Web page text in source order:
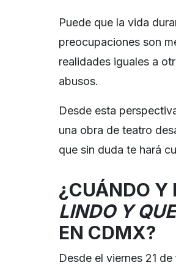
Puede que la vida
preocupaciones son
realidades iguales a
abusos.
Desde esta
una obra de teatro
que sin duda te hará
¿CUÁNDO Y
LINDO Y
EN CDMX?
Desde el viernes 21